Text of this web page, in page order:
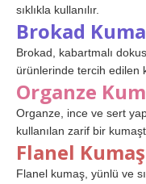
sıklıkla kullanılır.
Brokad
Brokad, kabartmalı
ürünlerinde tercih edilen
Organze
Organze, ince ve sert
kullanılan zarif bir
Flanel
Flanel kumaş, yünlü ve